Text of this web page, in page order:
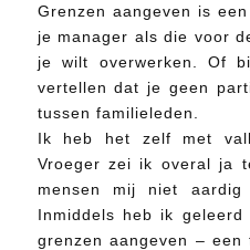
Grenzen aangeven is
je manager als die voor
je wilt overwerken. Of
vertellen dat je geen
tussen familieleden.
Ik heb het zelf met
Vroeger zei ik overal ja
mensen mij niet
Inmiddels heb ik
grenzen aangeven –